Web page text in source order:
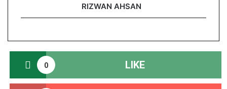
RIZWAN AHSAN
0 LIKE